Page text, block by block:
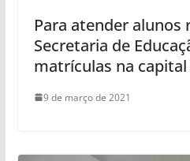
Para atender alunos
Secretaria de
matrículas na
9 de março de 2021